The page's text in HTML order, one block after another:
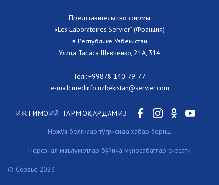
Представительство фирмы
«Les Laboratoires Servier” (Франция)
в Республике Узбекистан
Улица Тараса Шевченко, 21А, 314
Тел.: +99878 140-79-77
e-mail: medinfo.uzbekistan@servier.com
ИЖТИМОИЙ ТАРМОҚЛАРДАМИЗ
Ножўя белгилар тўғрисида хабар бериш
Персонал маълумотлар бўйича муносабатлар сиёсати
© Сервье 2023